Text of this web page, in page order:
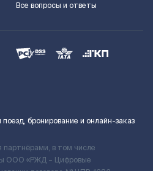
Все вопросы и ответы
бронирование и онлайн-заказ
в том числе
ООО «РЖД – Цифровые